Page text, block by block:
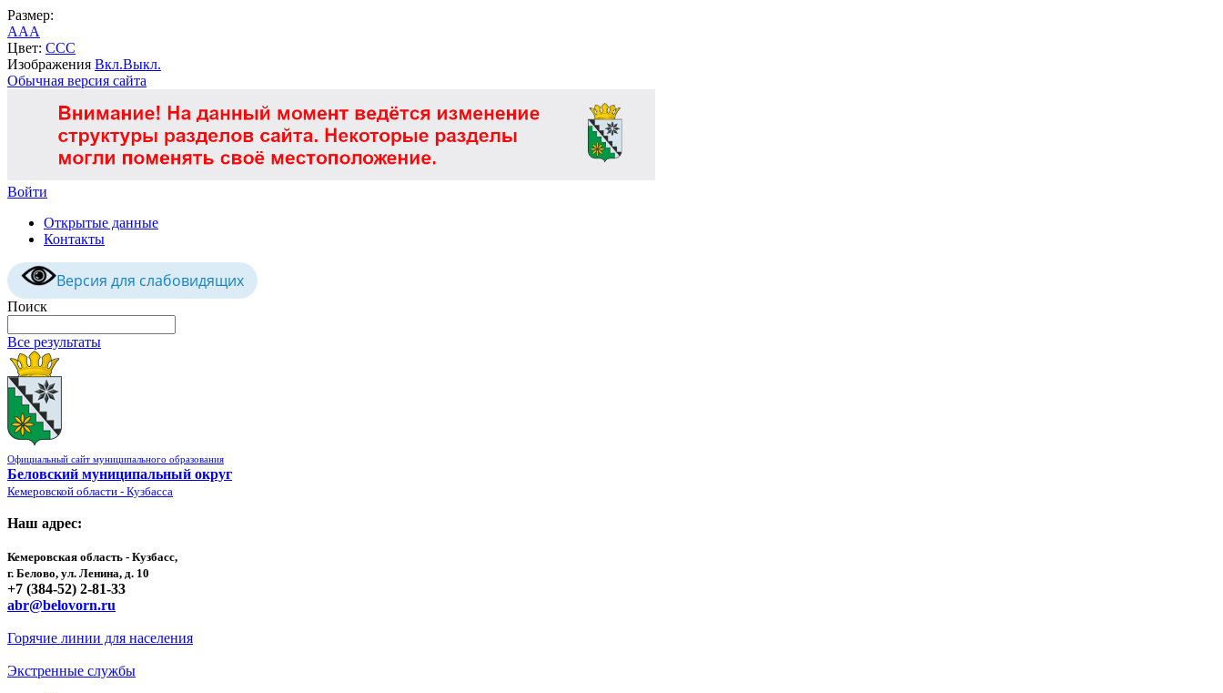
Размер:
AAA
Цвет: CCC
Изображения Вкл.Выкл.
Обычная версия сайта
Войти
Открытые данные
Контакты
Версия для слабовидящих
Поиск
Все результаты
Официальный сайт муниципального образования
Беловский муниципальный округ
Кемеровской области - Кузбасса
Наш адрес:
Кемеровская область - Кузбасс,
г. Белово, ул. Ленина, д. 10
+7 (384-52) 2-81-33
abr@belovorn.ru
Горячие линии для населения
Экстренные службы